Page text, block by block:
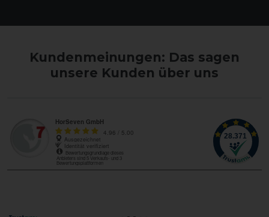
Kundenmeinungen: Das sagen
unsere Kunden über uns